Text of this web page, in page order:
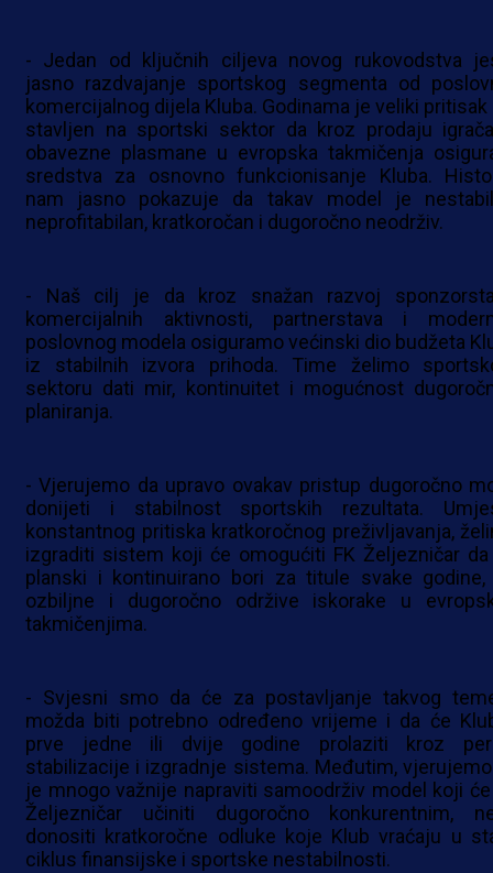
- Jedan od ključnih ciljeva novog rukovodstva
jasno razdvajanje sportskog segmenta od
komercijalnog dijela Kluba. Godinama je veliki pritisak
stavljen na sportski sektor da kroz prodaju
obavezne plasmane u evropska takmičenja
sredstva za osnovno funkcionisanje Kluba.
nam jasno pokazuje da takav model je
neprofitabilan, kratkoročan i dugoročno neodrživ.
- Naš cilj je da kroz snažan razvoj
komercijalnih aktivnosti, partnerstava i
poslovnog modela osiguramo većinski dio budžeta
iz stabilnih izvora prihoda. Time želimo
sektoru dati mir, kontinuitet i mogućnost
planiranja.
- Vjerujemo da upravo ovakav pristup dugoročno
donijeti i stabilnost sportskih rezultata.
konstantnog pritiska kratkoročnog preživljavanja,
izgraditi sistem koji će omogućiti FK Željezničar
planski i kontinuirano bori za titule svake
ozbiljne i dugoročno održive iskorake u
takmičenjima.
- Svjesni smo da će za postavljanje takvog
možda biti potrebno određeno vrijeme i da će
prve jedne ili dvije godine prolaziti kroz
stabilizacije i izgradnje sistema. Međutim,
je mnogo važnije napraviti samoodrživ model koji će
Željezničar učiniti dugoročno konkurentnim,
donositi kratkoročne odluke koje Klub vraćaju u
ciklus finansijske i sportske nestabilnosti.